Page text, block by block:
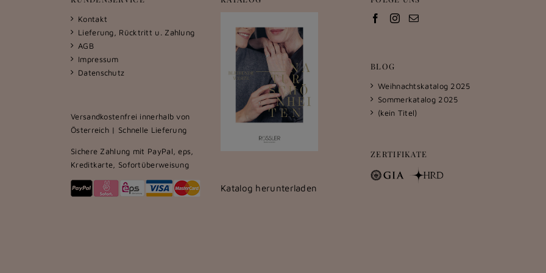
Kontakt
Lieferung, Rücktritt u. Zahlung
AGB
Impressum
Datenschutz
Versandkostenfrei innerhalb von
Österreich | Schnelle Lieferung
Sichere Zahlung mit PayPal, eps,
Kreditkarte, Sofortüberweisung
Katalog herunterladen
BLOG
Weihnachtskatalog 2025
Sommerkatalog 2025
(kein Titel)
ZERTIFIKATE